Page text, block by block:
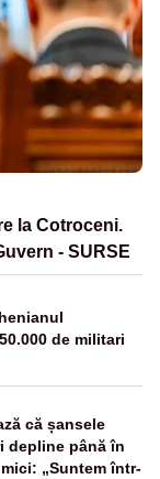
la Cotroceni.
- SURSE
de militari
că șansele
depline până în
„Suntem într-